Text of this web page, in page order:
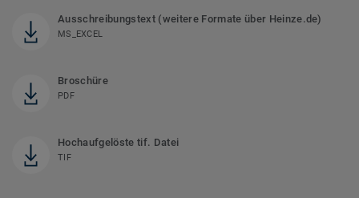
Ausschreibungstext (weitere Formate über Heinze.de)
MS_EXCEL
Broschüre
PDF
Hochaufgelöste tif. Datei
TIF